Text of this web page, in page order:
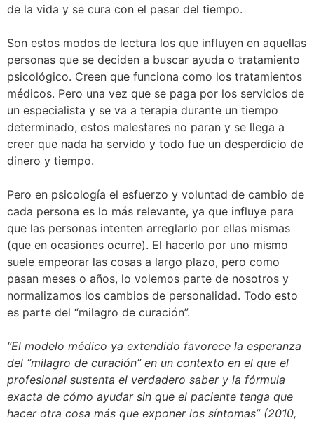
de la vida y se cura con el pasar del tiempo.
Son estos modos de lectura los que influyen en aquellas
personas que se deciden a buscar ayuda o tratamiento
psicológico. Creen que funciona como los tratamientos
médicos. Pero una vez que se paga por los servicios de
un especialista y se va a terapia durante un tiempo
determinado, estos malestares no paran y se llega a
creer que nada ha servido y todo fue un desperdicio de
dinero y tiempo.
Pero en psicología el esfuerzo y voluntad de cambio de
cada persona es lo más relevante, ya que influye para
que las personas intenten arreglarlo por ellas mismas
(que en ocasiones ocurre). El hacerlo por uno mismo
suele empeorar las cosas a largo plazo, pero como
pasan meses o años, lo volemos parte de nosotros y
normalizamos los cambios de personalidad. Todo esto
es parte del “milagro de curación”.
“El modelo médico ya extendido favorece la esperanza
del “milagro de curación” en un contexto en el que el
profesional sustenta el verdadero saber y la fórmula
exacta de cómo ayudar sin que el paciente tenga que
hacer otra cosa más que exponer los síntomas” (2010,